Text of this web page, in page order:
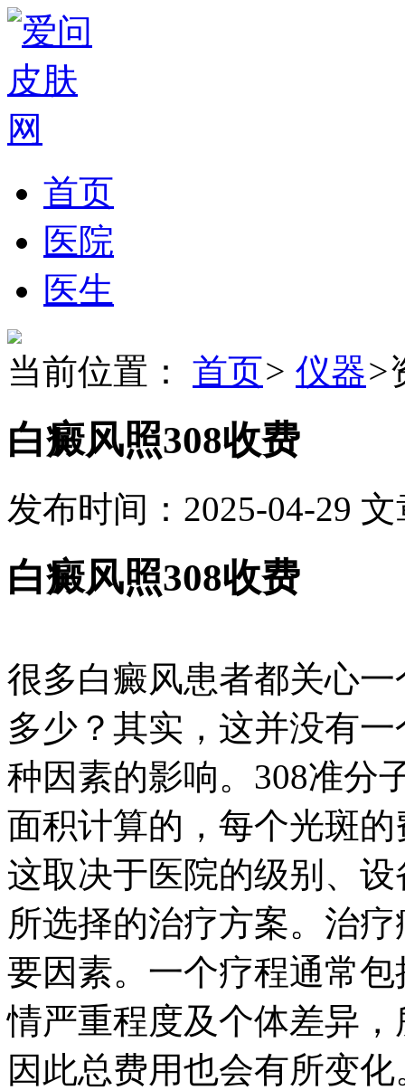
首页
医院
医生
当前位置： 首页> 仪器>
白癜风照308收费
发布时间：2025-04-29 文
白癜风照308收费
很多白癜风患者都关心
多少？其实，这并没有
种因素的影响。308准分
面积计算的，每个光斑
这取决于医院的级别、
所选择的治疗方案。治
要因素。一个疗程通常
情严重程度及个体差异
因此总费用也会有所变